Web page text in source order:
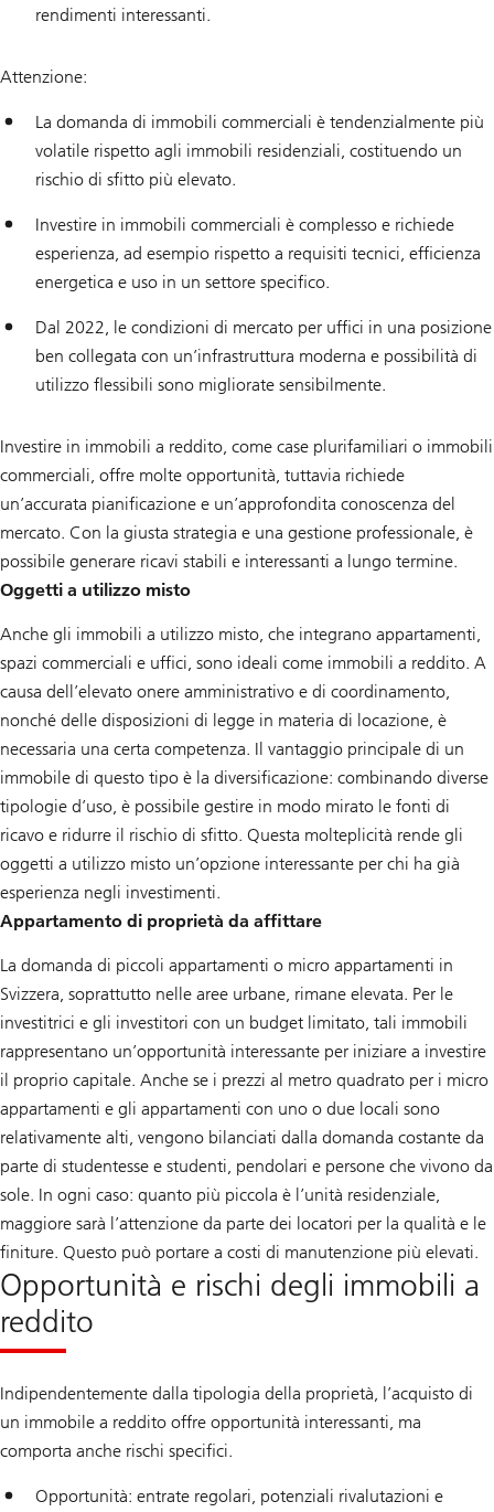
rendimenti interessanti.
Attenzione:
La domanda di immobili commerciali è tendenzialmente più
volatile rispetto agli immobili residenziali, costituendo un
rischio di sfitto più elevato.
Investire in immobili commerciali è complesso e richiede
esperienza, ad esempio rispetto a requisiti tecnici, efficienza
energetica e uso in un settore specifico.
Dal 2022, le condizioni di mercato per uffici in una posizione
ben collegata con un’infrastruttura moderna e possibilità di
utilizzo flessibili sono migliorate sensibilmente.
Investire in immobili a reddito, come case plurifamiliari o immobili
commerciali, offre molte opportunità, tuttavia richiede
un’accurata pianificazione e un’approfondita conoscenza del
mercato. Con la giusta strategia e una gestione professionale, è
possibile generare ricavi stabili e interessanti a lungo termine.
Oggetti a utilizzo misto
Anche gli immobili a utilizzo misto, che integrano appartamenti,
spazi commerciali e uffici, sono ideali come immobili a reddito. A
causa dell’elevato onere amministrativo e di coordinamento,
nonché delle disposizioni di legge in materia di locazione, è
necessaria una certa competenza. Il vantaggio principale di un
immobile di questo tipo è la diversificazione: combinando diverse
tipologie d’uso, è possibile gestire in modo mirato le fonti di
ricavo e ridurre il rischio di sfitto. Questa molteplicità rende gli
oggetti a utilizzo misto un’opzione interessante per chi ha già
esperienza negli investimenti.
Appartamento di proprietà da affittare
La domanda di piccoli appartamenti o micro appartamenti in
Svizzera, soprattutto nelle aree urbane, rimane elevata. Per le
investitrici e gli investitori con un budget limitato, tali immobili
rappresentano un’opportunità interessante per iniziare a investire
il proprio capitale. Anche se i prezzi al metro quadrato per i micro
appartamenti e gli appartamenti con uno o due locali sono
relativamente alti, vengono bilanciati dalla domanda costante da
parte di studentesse e studenti, pendolari e persone che vivono da
sole. In ogni caso: quanto più piccola è l’unità residenziale,
maggiore sarà l’attenzione da parte dei locatori per la qualità e le
finiture. Questo può portare a costi di manutenzione più elevati.
Opportunità e rischi degli immobili a
reddito
Indipendentemente dalla tipologia della proprietà, l’acquisto di
un immobile a reddito offre opportunità interessanti, ma
comporta anche rischi specifici.
Opportunità: entrate regolari, potenziali rivalutazioni e